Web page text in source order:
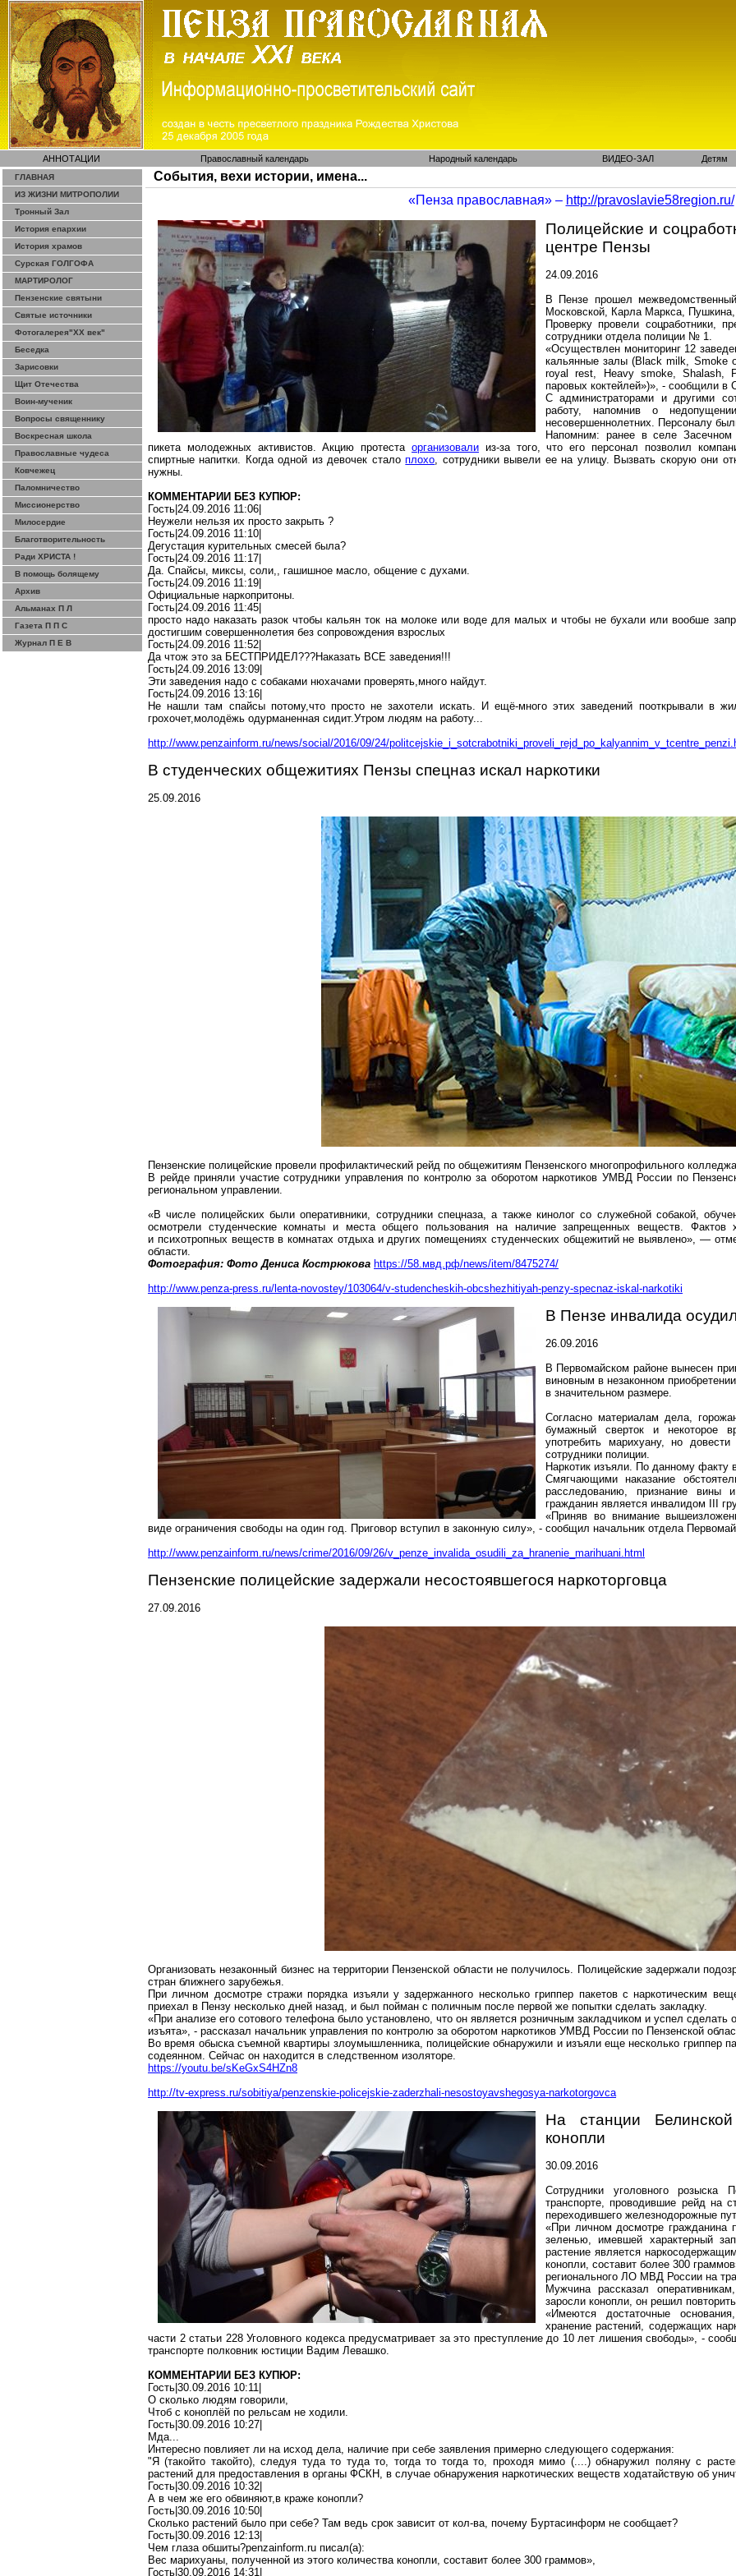
АННОТАЦИИ Православный календарь Народный календарь ВИДЕО-ЗАЛ Детям
ГЛАВНАЯ
ИЗ ЖИЗНИ МИТРОПОЛИИ
Тронный Зал
История епархии
История храмов
Сурская ГОЛГОФА
МАРТИРОЛОГ
Пензенские святыни
Святые источники
Фотогалерея"ХХ век"
Беседка
Зарисовки
Щит Отечества
Воин-мученик
Вопросы священнику
Воскресная школа
Православные чудеса
Ковчежец
Паломничество
Миссионерство
Милосердие
Благотворительность
Ради ХРИСТА !
В помощь болящему
Архив
Альманах П Л
Газета П П С
Журнал П Е В
События, вехи истории, имена...
«Пенза православная» – http://pravoslavie58region.ru/
Полицейские и
центре Пензы
24.09.2016
В Пензе прошел
Московской, Карла Маркса,
Проверку провели соцработники,
сотрудники отдела полиции № 1.
«Осуществлен мониторинг 12
кальянные залы (Black milk, Smoke
royal
rest, Heavy smoke,Shalash,
паровых коктейлей»)», - сообщили в
С администраторами и другими
работу, напомнив о
несовершеннолетних. Персоналу
Напомним: ранее в селе Засечном
пикета молодежных активистов. Акцию протеста организовали из-за того, что его персонал позволил
спиртные напитки. Когда одной из девочек сталоплохо, сотрудники вывели ее на улицу. Вызвать скоруюони
нужны.
КОММЕНТАРИИ БЕЗ КУПЮР:
Гость|24.09.2016 11:06|
Неужели нельзя их просто закрыть ?
Гость|24.09.2016 11:10|
Дегустация курительных смесей была?
Гость|24.09.2016 11:17|
Да. Спайсы, миксы, соли,, гашишное масло, общение с духами.
Гость|24.09.2016 11:19|
Официальные наркопритоны.
Гость|24.09.2016 11:45|
просто надо наказать разок чтобы кальян ток на молоке или воде для малых и чтобы не бухали иливообше
достигшим совершеннолетия без сопровождения взрослых
Гость|24.09.2016 11:52|
Да чтож это за БЕСТПРИДЕЛ???Наказать ВСЕ заведения!!!
Гость|24.09.2016 13:09|
Эти заведения надо с собаками нюхачами проверять,много найдут.
Гость|24.09.2016 13:16|
Не нашли там спайсы потому,чтопросто не захотели искать. И ещё-многоэтих заведений пооткрывалив
грохочет,молодёжь одурманенная сидит.Утром людям на работу...
http://www.penzainform.ru/news/social/2016/09/24/
В студенческих общежитиях Пензы спецназ искал наркотики
25.09.2016
Пензенские полицейские провели профилактический рейд по общежитиям Пензенского многопрофильного
В рейде приняли участие сотрудники управления по контролю заоборотом наркотиков УМВД России по
региональном управлении.
«В числе полицейских были оперативники, сотрудники спецназа, а также кинолог со служебной собакой,
осмотрели студенческие комнаты и места общего пользования на наличие запрещенных веществ. Фактов
и психотропных веществ в комнатах отдыха и других помещениях студенческих общежитий не выявлено», —
области.
Фотография: Фото Дениса Кострюкова https://58.мвд.рф/news/item/8475274/
http://www.penza-press.ru/lenta-novostey/103064/v-studencheskih-obcshezhitiyah-penzy-specnaz-iskal-narkotiki
В Пензе инвалида
26.09.2016
В Первомайском районе вынесен
виновным в незаконном
в значительном размере.
Согласно материалам дела,
бумажный сверток и некоторое
употребить марихуану, но
сотрудники полиции.
Наркотик изъяли. По данному факту
Смягчающими наказание
расследованию, признание
гражданин является инвалидом III
«Приняв во внимание
виде ограничения свободы на один год. Приговор вступил в законную силу», - сообщил начальник отдела
http://www.penzainform.ru/news/crime/2016/09/26/v_penze_invalida_osudili_za_hranenie_marihuani.html
Пензенские полицейские задержали несостоявшегося наркоторговца
27.09.2016
Организовать незаконный бизнес на территории Пензенской области не получилось. Полицейские задержали
стран ближнего зарубежья.
При личном досмотре стражи порядка изъяли у задержанного несколькогриппер пакетов с наркотическим
приехал в Пензу несколько дней назад, и был пойман с поличным после первой же попытки сделать закладку.
«При анализе его сотового телефона было установлено, что он является розничным закладчиком и успел
изъята», - рассказал начальник управления по контролю заоборотом наркотиков УМВД России по Пензенской
Во время обыска съемной квартиры злоумышленника, полицейские обнаружили и изъяли еще несколько гриппер
содеянном. Сейчас он находится в следственном изоляторе.
https://youtu.be/sKeGxS4HZn8
http://tv-express.ru/sobitiya/penzenskie-policejskie-zaderzhali-nesostoyavshegosya-narkotorgovca
На станции
конопли
30.09.2016
Сотрудники уголовного
транспорте, проводившие рейд на
переходившего железнодорожные
«При личном досмотре гражданина
зеленью, имевшей характерный
растение является
конопли, составит более 300
регионального ЛО МВД России на
Мужчина рассказал
заросли конопли, он решил
«Имеются достаточные
хранение растений, содержащих
части 2 статьи 228 Уголовного кодекса предусматривает за это преступление до 10 лет лишения свободы», -
транспорте полковник юстиции Вадим Левашко.
КОММЕНТАРИИ БЕЗ КУПЮР:
Гость|30.09.2016 10:11|
О сколько людям говорили,
Чтоб с коноплёй по рельсам не ходили.
Гость|30.09.2016 10:27|
Мда...
Интересно повлияет ли на исход дела, наличие при себе заявления примерно следующего содержания:
"Я (такойто такойто), следуя туда то туда то, тогда то тогда то, проходя мимо (....)обнаружил поляну с
растений для предоставления в органы ФСКН, в случае обнаружения наркотических веществ ходатайствую об
Гость|30.09.2016 10:32|
А в чем же его обвиняют,в краже конопли?
Гость|30.09.2016 10:50|
Сколько растений было при себе? Там ведь срок зависит от кол-ва, почему Буртасинформ не сообщает?
Гость|30.09.2016 12:13|
Чем глаза обшиты?penzainform.ru писал(a):
Вес марихуаны, полученной из этого количества конопли, составит более 300 граммов»,
Гость|30.09.2016 14:31|